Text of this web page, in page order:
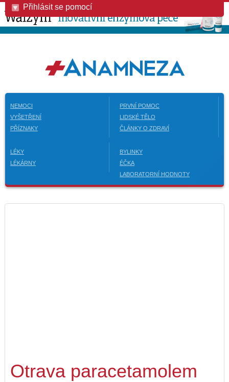
Přihlásit se pomocí
NEMOCI
VYŠETŘENÍ
PŘÍZNAKY
PRVNÍ POMOC
LIDSKÉ TĚLO
ČLÁNKY O ZDRAVÍ
LÉKY
LÉKÁRNY
BYLINKY
ÉČKA
LABORATORNÍ HODNOTY
Otrava paracetamolem